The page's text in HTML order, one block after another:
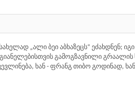
„ალი ბეი აბხაზეცს“ ეძახდნენ;
გამოგზავნილი
ხან - ფრანგ თიბო გოდინად,